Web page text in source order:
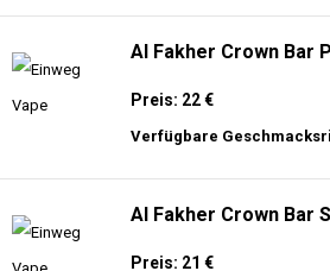
Al Fakher Crown Bar
Preis: 22 €
Verfügbare
Al Fakher Crown Bar
Preis: 21 €